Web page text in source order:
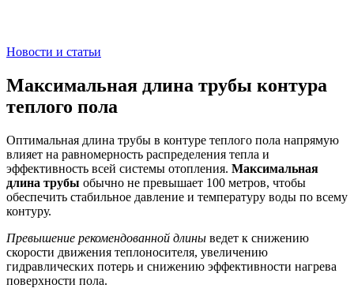
Новости и статьи
Максимальная длина трубы контура
теплого пола
Оптимальная длина трубы в контуре теплого пола напрямую
влияет на равномерность распределения тепла и
эффективность всей системы отопления. Максимальная
длина трубы обычно не превышает 100 метров, чтобы
обеспечить стабильное давление и температуру воды по всему
контуру.
Превышение рекомендованной длины ведет к снижению
скорости движения теплоносителя, увеличению
гидравлических потерь и снижению эффективности нагрева
поверхности пола.